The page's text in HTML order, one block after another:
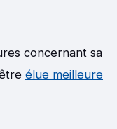
concernant sa
élue meilleure